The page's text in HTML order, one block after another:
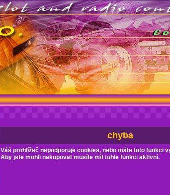
chyba
Váš prohlížeč nepodporuje cookies, nebo máte tuto funkci
Aby jste mohli nakupovat musíte mít tuhle funkci aktivní.